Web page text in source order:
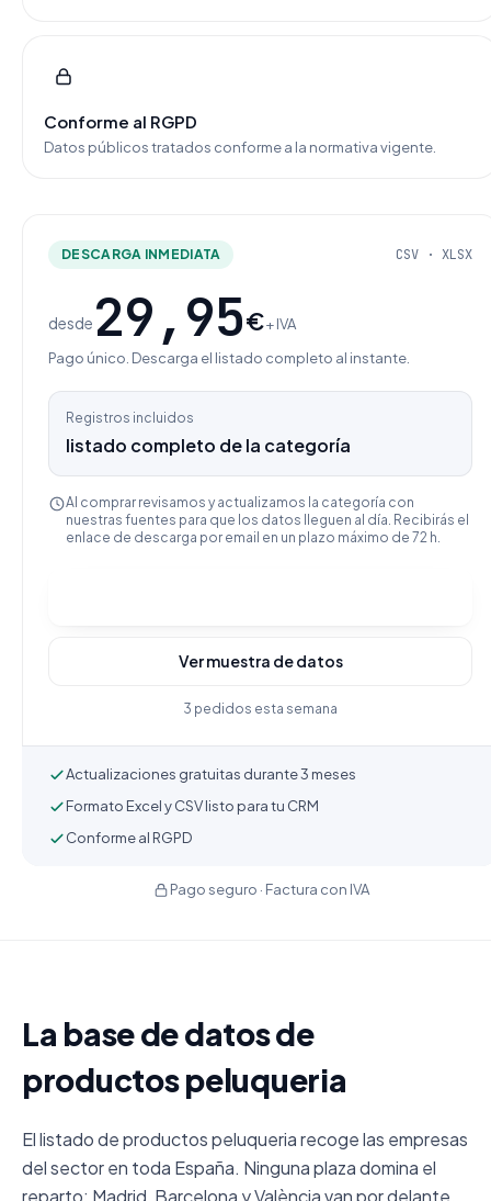
Conforme al RGPD
Datos públicos tratados conforme a la normativa vigente.
DESCARGA INMEDIATA CSV · XLSX
desde 29,95€+ IVA
Pago único. Descarga el listado completo al instante.
Registros incluidos
listado completo de la categoría
Al comprar revisamos y actualizamos la categoría con
nuestras fuentes para que los datos lleguen al día. Recibirás el
enlace de descarga por email en un plazo máximo de 72 h.
Ver muestra de datos
3 pedidos esta semana
Actualizaciones gratuitas durante 3 meses
Formato Excel y CSV listo para tu CRM
Conforme al RGPD
Pago seguro · Factura con IVA
La base de datos de
productos peluqueria
El listado de productos peluqueria recoge las empresas
del sector en toda España. Ninguna plaza domina el
reparto: Madrid, Barcelona y València van por delante,